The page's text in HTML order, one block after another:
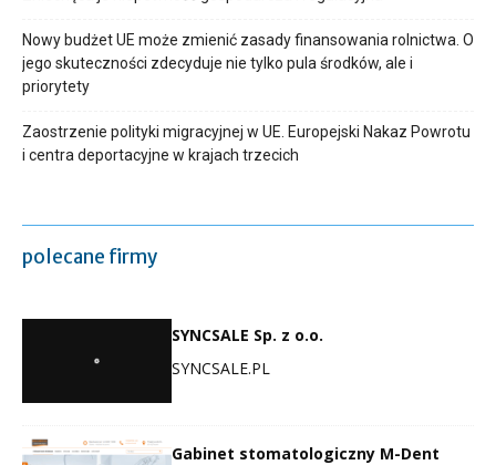
Nowy budżet UE może zmienić zasady finansowania rolnictwa. O
jego skuteczności zdecyduje nie tylko pula środków, ale i
priorytety
Zaostrzenie polityki migracyjnej w UE. Europejski Nakaz Powrotu
i centra deportacyjne w krajach trzecich
polecane firmy
SYNCSALE Sp. z o.o.
SYNCSALE.PL
Gabinet stomatologiczny M-Dent